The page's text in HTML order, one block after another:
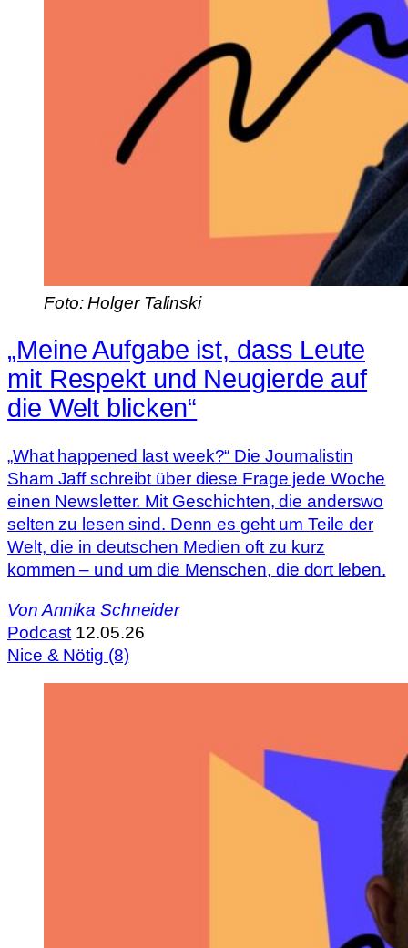
Foto: Holger Talinski
„Meine Aufgabe ist, dass Leute
mit Respekt und Neugierde auf
die Welt blicken“
„What happened last week?“ Die Journalistin
Sham Jaff schreibt über diese Frage jede Woche
einen Newsletter. Mit Geschichten, die anderswo
selten zu lesen sind. Denn es geht um Teile der
Welt, die in deutschen Medien oft zu kurz
kommen – und um die Menschen, die dort leben.
Von Annika Schneider
Podcast 12.05.26
Nice & Nötig (8)